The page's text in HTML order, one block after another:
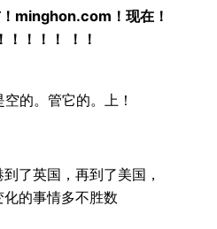
minghon.com！现在！
！！！ ！！
的。管它的。上！
了英国，再到了美国，
的事情多不胜数